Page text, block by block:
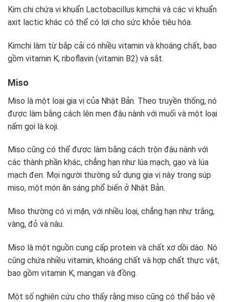
Kim chi chứa vi khuẩn Lactobacillus kimchii và các vi khuẩn
axit lactic khác có thể có lợi cho sức khỏe tiêu hóa.
Kimchi làm từ bắp cải có nhiều vitamin và khoáng chất, bao
gồm vitamin K, riboflavin (vitamin B2) và sắt.
Miso
Miso là một loại gia vị của Nhật Bản. Theo truyền thống, nó
được làm bằng cách lên men đậu nành với muối và một loại
nấm gọi là koji.
Miso cũng có thể được làm bằng cách trộn đậu nành với
các thành phần khác, chẳng hạn như lúa mạch, gạo và lúa
mạch đen. Mọi người thường sử dụng gia vị này trong súp
miso, một món ăn sáng phổ biến ở Nhật Bản.
Miso thường có vị mặn, với nhiều loại, chẳng hạn như trắng,
vàng, đỏ và nâu.
Miso là một nguồn cung cấp protein và chất xơ dồi dào. Nó
cũng chứa nhiều vitamin, khoáng chất và hợp chất thực vật,
bao gồm vitamin K, mangan và đồng.
Một số nghiên cứu cho thấy rằng miso cũng có thể bảo vệ